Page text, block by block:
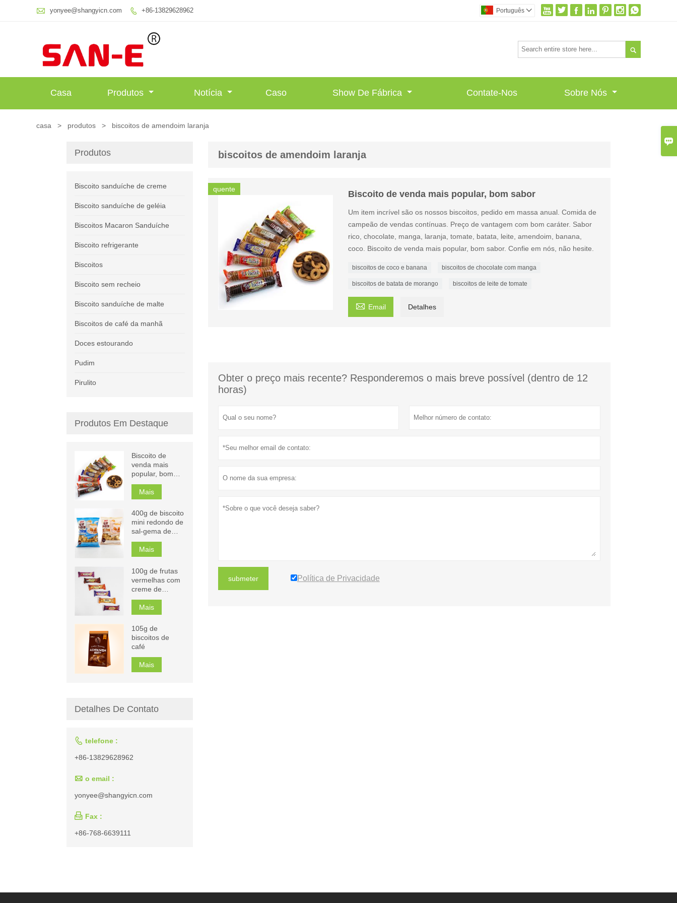

 yonyee@shangyicn.com  +86-13829628962       
Português 

Casa Produtos Notícia Caso Show De Fábrica Contate-Nos Sobre Nós
casa > produtos > biscoitos de amendoim laranja
biscoitos de amendoim laranja
quente Biscoito de venda mais popular, bom sabor
Um item incrível são os nossos biscoitos, pedido em massa anual. Comida de
campeão de vendas contínuas. Preço de vantagem com bom caráter. Sabor
rico, chocolate, manga, laranja, tomate, batata, leite, amendoim, banana,
coco. Biscoito de venda mais popular, bom sabor. Confie em nós, não hesite.
biscoitos de coco e banana biscoitos de chocolate com manga
biscoitos de batata de morango biscoitos de leite de tomate
 Email Detalhes
Obter o preço mais recente? Responderemos o mais breve possível (dentro de 12
horas)
submeter Política de Privacidade
Produtos
Biscoito sanduíche de creme
Biscoito sanduíche de geléia
Biscoitos Macaron Sanduíche
Biscoito refrigerante
Biscoitos
Biscoito sem recheio
Biscoito sanduíche de malte
Biscoitos de café da manhã
Doces estourando
Pudim
Pirulito
Produtos Em Destaque
Biscoito de
venda mais
popular, bom
sabor
Mais
400g de biscoito
mini redondo de
sal-gema de
leite
Mais
100g de frutas
vermelhas com
creme de
chocolate,
cappuccino,
laranja,
biscoitos,
manga,
sanduíche
Mais
105g de
biscoitos de
café
Mais
Detalhes De Contato
 telefone :
+86-13829628962
 o email :
yonyee@shangyicn.com
 Fax :
+86-768-6639111